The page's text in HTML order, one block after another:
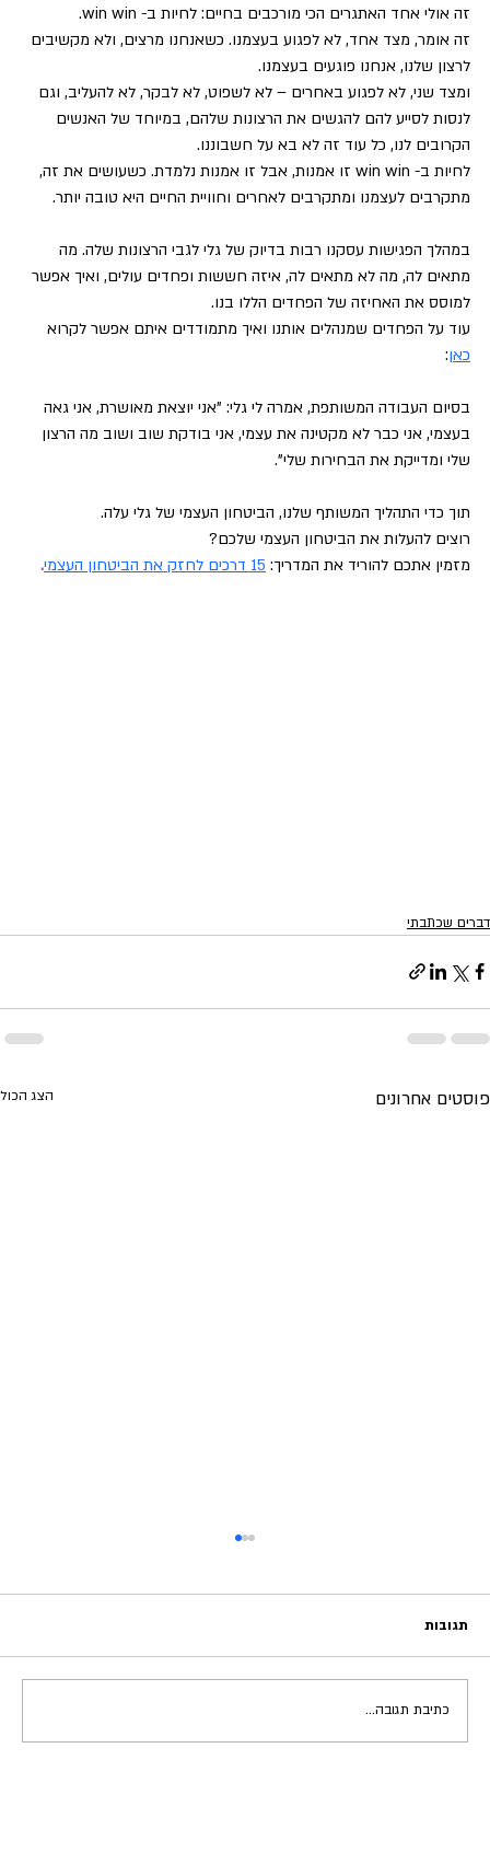
זה אולי אחד האתגרים הכי מורכבים בחיים: לחיות ב- win win.
זה אומר, מצד אחד, לא לפגוע בעצמנו. כשאנחנו מרצים, ולא מקשיבים
לרצון שלנו, אנחנו פוגעים בעצמנו.
ומצד שני, לא לפגוע באחרים – לא לשפוט, לא לבקר, לא להעליב, וגם
לנסות לסייע להם להגשים את הרצונות שלהם, במיוחד של האנשים
הקרובים לנו, כל עוד זה לא בא על חשבוננו.
לחיות ב- win win זו אמנות, אבל זו אמנות נלמדת. כשעושים את זה,
מתקרבים לעצמנו ומתקרבים לאחרים וחוויית החיים היא טובה יותר.
במהלך הפגישות עסקנו רבות בדיוק של גלי לגבי הרצונות שלה. מה
מתאים לה, מה לא מתאים לה, איזה חששות ופחדים עולים, ואיך אפשר
למוסס את האחיזה של הפחדים הללו בנו.
עוד על הפחדים שמנהלים אותנו ואיך מתמודדים איתם אפשר לקרוא
כאן:
בסיום העבודה המשותפת, אמרה לי גלי: "אני יוצאת מאושרת, אני גאה
בעצמי, אני כבר לא מקטינה את עצמי, אני בודקת שוב ושוב מה הרצון
שלי ומדייקת את הבחירות שלי".
תוך כדי התהליך המשותף שלנו, הביטחון העצמי של גלי עלה.
רוצים להעלות את הביטחון העצמי שלכם?
מזמין אתכם להוריד את המדריך: 15 דרכים לחזק את הביטחון העצמי .
דברים שכתבתי
פוסטים אחרונים הצג הכול
תגובות
כתיבת תגובה...